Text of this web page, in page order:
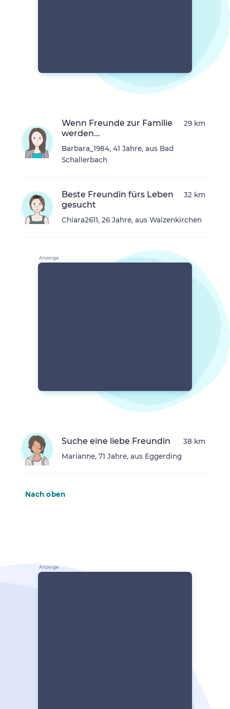
Wenn Freunde zur Familie
werden...
Barbara_1984, 41 Jahre, aus Bad
Schallerbach
29 km
Beste Freundin fürs Leben
gesucht
Chiara2611, 26 Jahre, aus Waizenkirchen
32 km
Suche eine liebe Freundin
Marianne, 71 Jahre, aus Eggerding
38 km
Nach oben